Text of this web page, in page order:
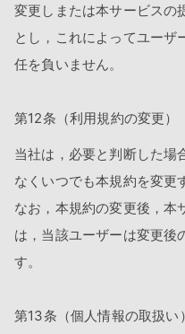
変更しまたは本サービスの
とし，これによってユーザ
任を負いません。
第12条（利用規約の変更）
当社は，必要と判断した場
なくいつでも本規約を変更
なお，本規約の変更後，本
は，当該ユーザーは変更後
す。
第13条（個人情報の取扱い）